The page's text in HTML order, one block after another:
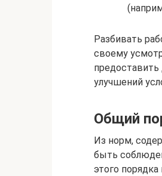
Разбивать
своему
предоставить
улучшений
Общий
Из норм,
быть
этого